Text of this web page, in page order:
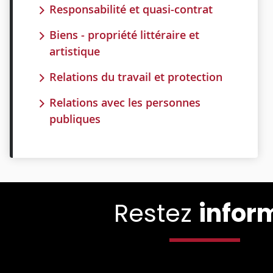
Responsabilité et quasi-contrat
Biens - propriété littéraire et
artistique
Relations du travail et protection
Relations avec les personnes
publiques
Restez